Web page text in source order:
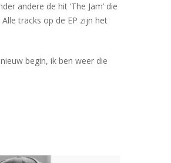
andere de hit ‘The Jam’ die
tracks op de EP zijn het
begin, ik ben weer die